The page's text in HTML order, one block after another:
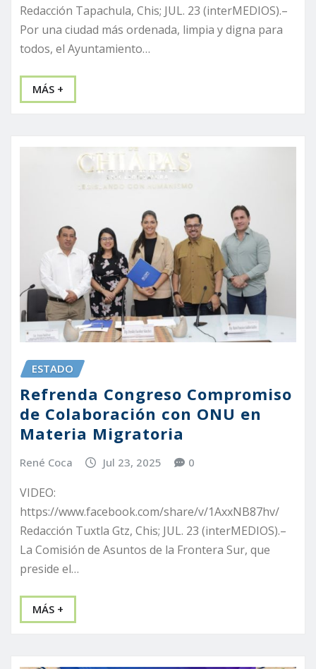
Redacción Tapachula, Chis; JUL. 23 (interMEDIOS).–
Por una ciudad más ordenada, limpia y digna para
todos, el Ayuntamiento…
MÁS +
ESTADO
Refrenda Congreso Compromiso
de Colaboración con ONU en
Materia Migratoria
René Coca Jul 23, 2025 0
VIDEO:
https://www.facebook.com/share/v/1AxxNB87hv/
Redacción Tuxtla Gtz, Chis; JUL. 23 (interMEDIOS).–
La Comisión de Asuntos de la Frontera Sur, que
preside el…
MÁS +